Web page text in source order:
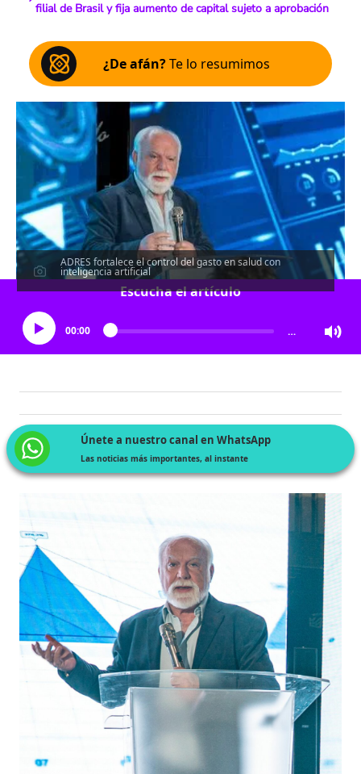
filial de Brasil y fija aumento de capital sujeto a aprobación
¿De afán?Te lo resumimos
ADRES fortalece el control del gasto en salud con
inteligencia artificial
Escucha el artículo
00:00 …
Únete a nuestro canal en WhatsApp
Las noticias más importantes, al instante